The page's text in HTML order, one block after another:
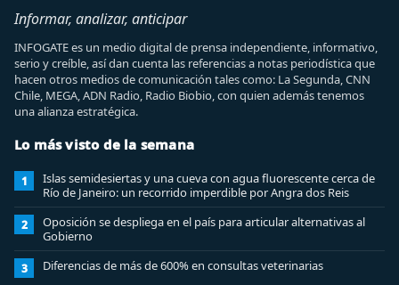
Informar, analizar, anticipar
INFOGATE es un medio digital de prensa independiente, informativo,
serio y creíble, así dan cuenta las referencias a notas periodística que
hacen otros medios de comunicación tales como: La Segunda, CNN
Chile, MEGA, ADN Radio, Radio Biobio, con quien además tenemos
una alianza estratégica.
Lo más visto de la semana
1
Islas semidesiertas y una cueva con agua fluorescente cerca de
Río de Janeiro: un recorrido imperdible por Angra dos Reis
2
Oposición se despliega en el país para articular alternativas al
Gobierno
3 Diferencias de más de 600% en consultas veterinarias